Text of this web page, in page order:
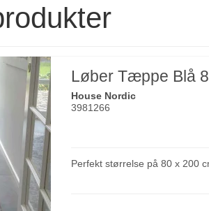
Løber Tæppe Blå
House Nordic
3981266
Perfekt størrelse på 80 x 200